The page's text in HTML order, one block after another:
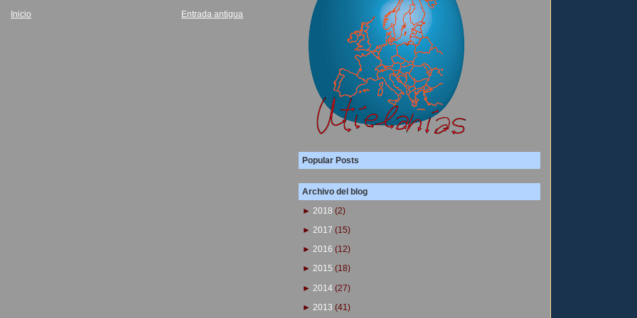
Entrada antigua
Inicio
Popular Posts
Archivo del blog
► 2018 (2)
► 2017 (15)
► 2016 (12)
► 2015 (18)
► 2014 (27)
► 2013 (41)